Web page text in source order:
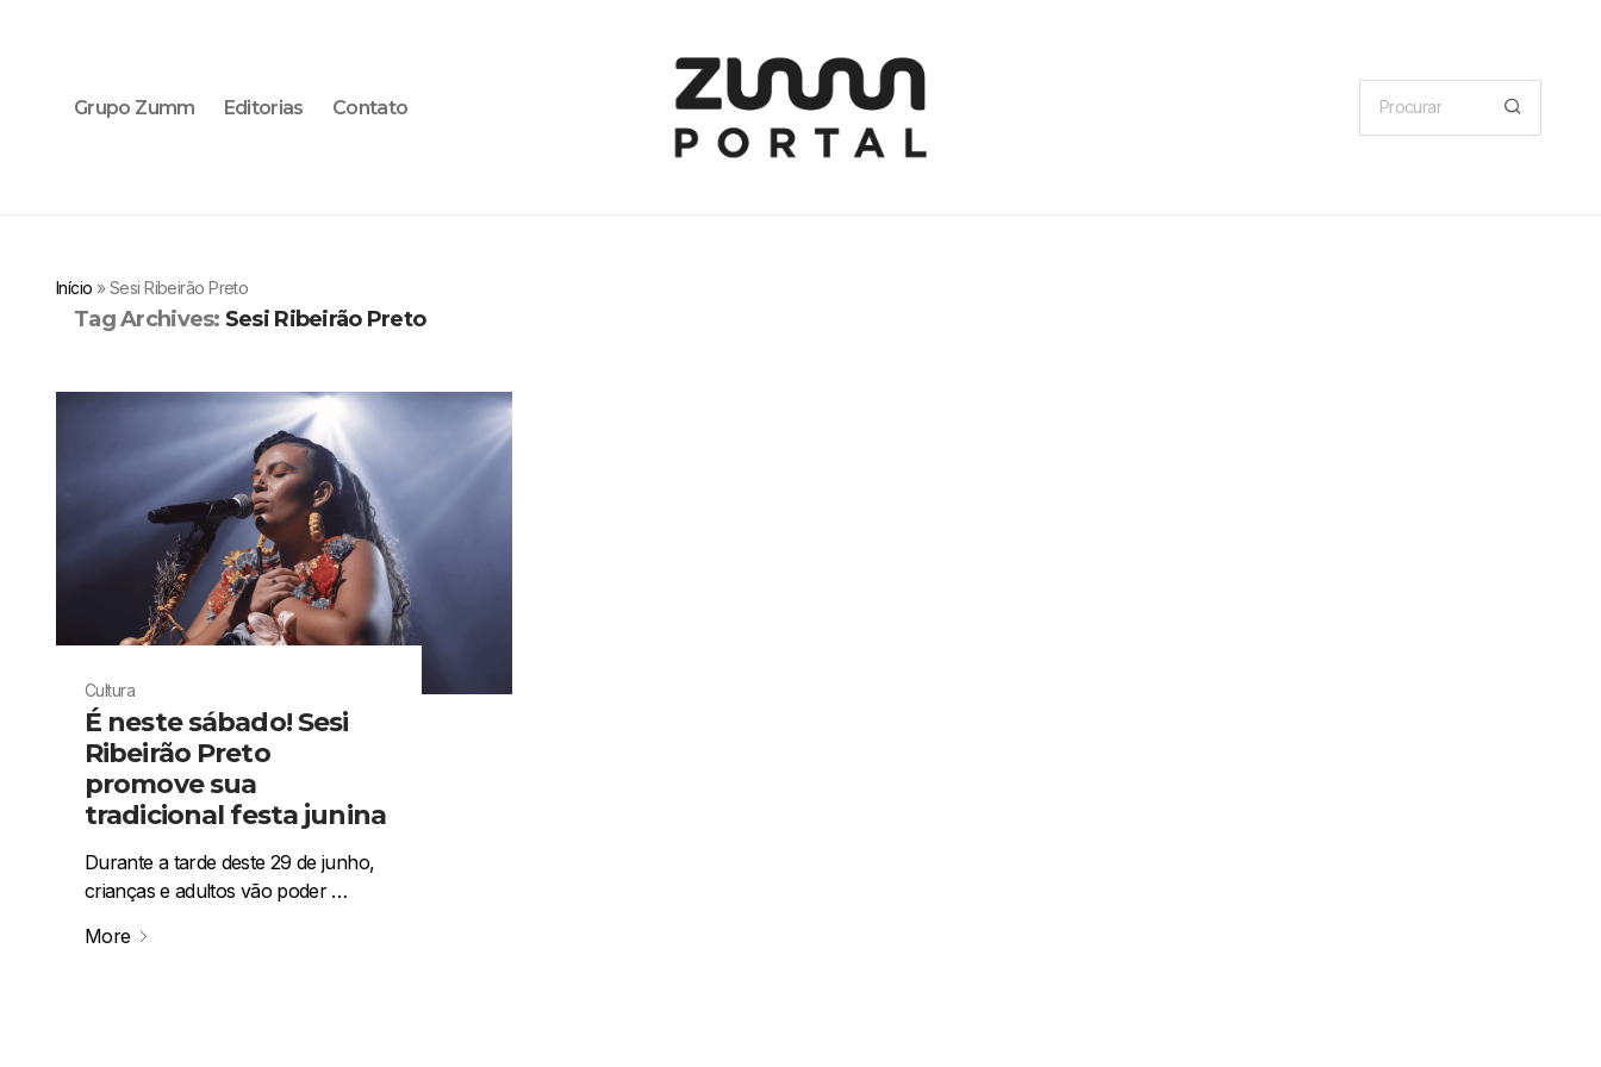
Grupo Zumm Editorias Contato
Início »Sesi Ribeirão Preto
Tag Archives: Sesi Ribeirão Preto
Cultura
É neste sábado! Sesi
Ribeirão Preto
promove sua
tradicional festa junina
Durante a tarde deste 29 de junho,
crianças e adultos vão poder …
More